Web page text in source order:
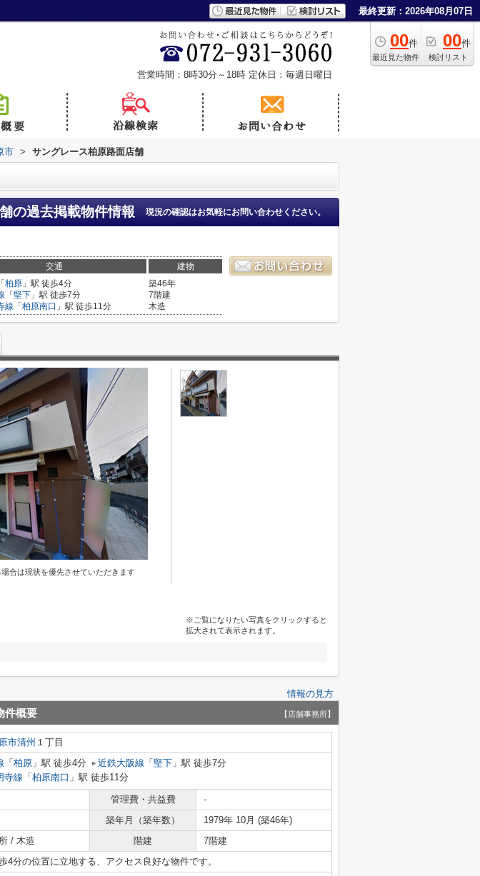
最終更新：2026年08月07日
00件
最近見た物件
00件
検討リスト
営業時間：8時30分～18時 定休日：毎週日曜日
市 > サングレース柏原路面店舗
の過去掲載物件情報 現況の確認はお気軽にお問い合わせください。
交通 建物
「 柏原 」駅 徒歩4分
「 堅下 」駅 徒歩7分
線 「 柏原南口 」駅 徒歩11分
築46年
7階建
木造
合は現状を優先させていただきます
※ご覧になりたい写真をクリックすると
拡大されて表示されます。
情報の見方
件概要 【店舗事務所】
市清州 １丁目
「 柏原 」駅 徒歩4分 近鉄大阪線 「 堅下 」駅 徒歩7分
寺線 「 柏原南口 」駅 徒歩11分
管理費・共益費
-
築年月（築年数）
1979年 10月 (築46年)
/ 木造 階建
7階建
4分の位置に立地する、アクセス良好な物件です。